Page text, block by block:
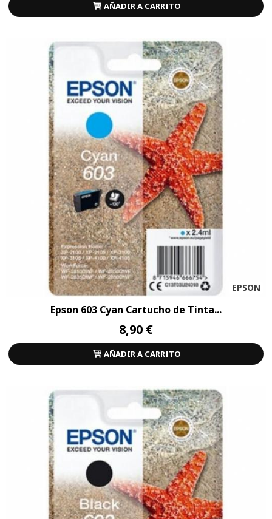
AÑADIR A CARRITO
EPSON
Epson 603 Cyan Cartucho de Tinta...
8,90 €
AÑADIR A CARRITO